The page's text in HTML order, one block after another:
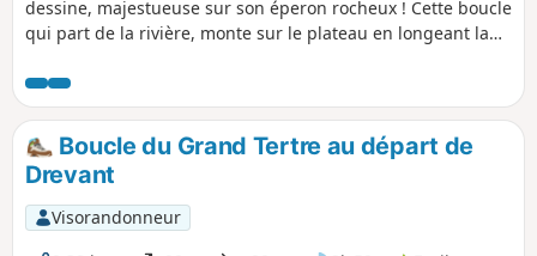
dessine, majestueuse sur son éperon rocheux ! Cette boucle
qui part de la rivière, monte sur le plateau en longeant la
niché en bord d’Aumance, pour rallier le hameau de
Châteloy, ancien site Gaulois, avant de revenir à Hérisson en
longeant la rivière.
Boucle du Grand Tertre au départ de
Drevant
Visorandonneur